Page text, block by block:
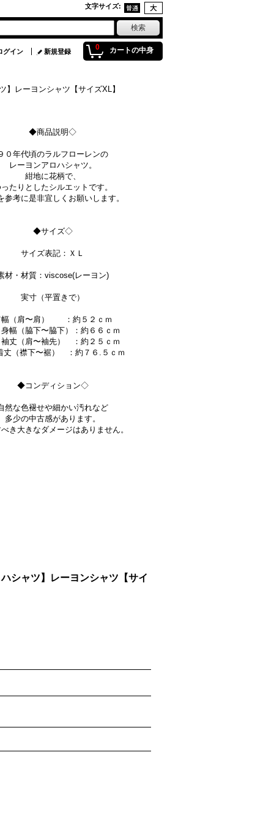
文字サイズ:
0 カートの中身
グイン 新規登録
レーヨンシャツ【サイズXL】
◆商品説明◇
０年代頃のラルフローレンの
レーヨンアロハシャツ。
紺地に花柄で、
たりとしたシルエットです。
参考に是非宜しくお願いします。
◆サイズ◇
サイズ表記：ＸＬ
材・材質：viscose(レーヨン)
実寸（平置きで）
幅（肩〜肩） ：約５２ｃｍ
（脇下〜脇下）：約６６ｃｍ
（肩〜袖先） ：約２５ｃｍ
襟下〜裾） ：約７６.５ｃｍ
◆コンディション◇
然な色褪せや細かい汚れなど
多少の中古感があります。
き大きなダメージはありません。
シャツ】レーヨンシャツ【サイ